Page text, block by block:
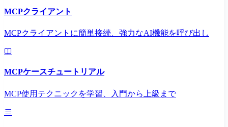
MCPクライアント
MCPクライアントに簡単接続、強力なAI機能を呼び出し
MCPケースチュートリアル
MCP使用テクニックを学習、入門から上級まで